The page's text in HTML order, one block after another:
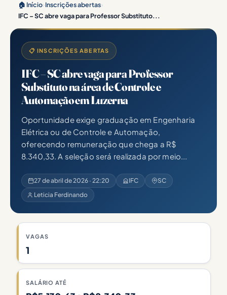
🏠 Início›Inscrições abertas›
IFC – SC abre vaga para Professor Substituto...
📋 INSCRIÇÕES ABERTAS
IFC – SC abre vaga para Professor
Substituto na área de Controle e
Automação em Luzerna
Oportunidade exige graduação em Engenharia
Elétrica ou de Controle e Automação,
oferecendo remuneração que chega a R$
8.340,33. A seleção será realizada por meio...
27 de abril de 2026 · 22:20 IFC
SC
Leticia Ferdinando
VAGAS
1
SALÁRIO ATÉ